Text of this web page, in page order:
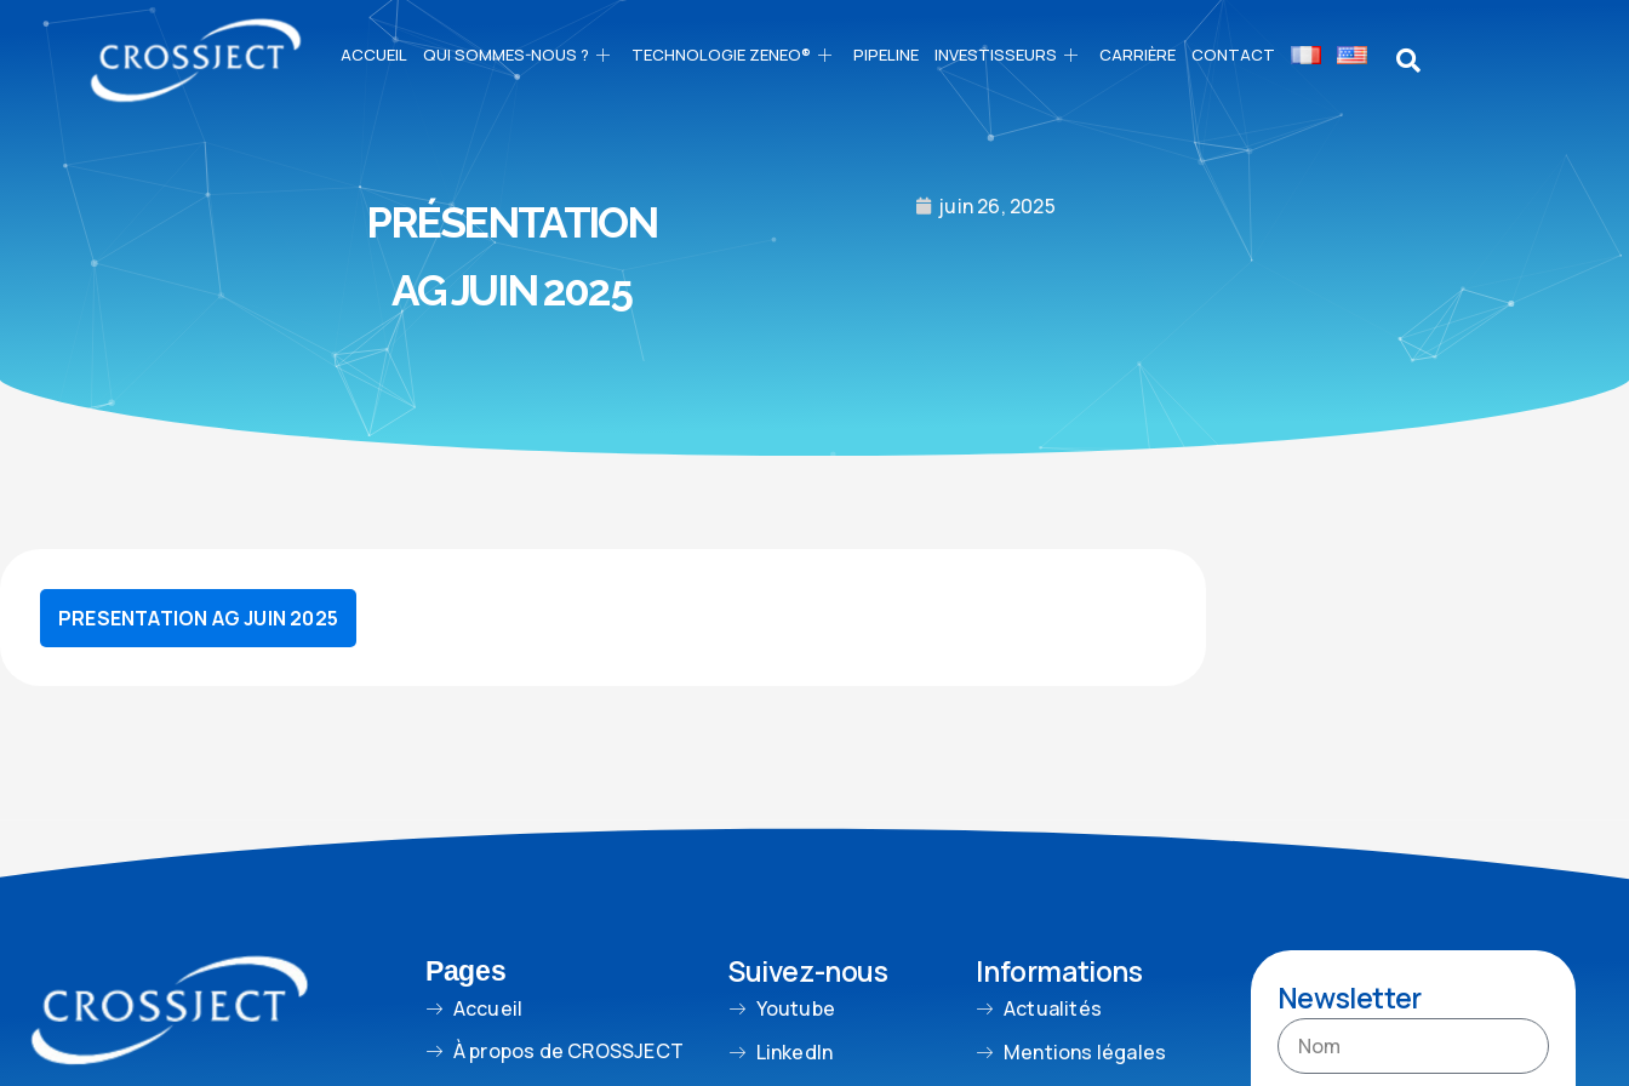
ACCUEIL QUI SOMMES-NOUS ? TECHNOLOGIE ZENEO® PIPELINE INVESTISSEURS CARRIÈRE CONTACT
PRÉSENTATION
AG JUIN 2025
juin 26, 2025
PRESENTATION AG JUIN 2025
Pages
Accueil
À propos de CROSSJECT
Suivez-nous
Youtube
LinkedIn
Informations
Actualités
Mentions légales
Newsletter